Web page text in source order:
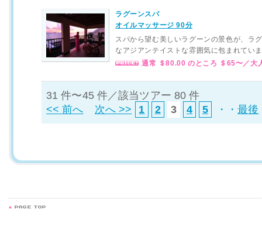
ラグーンスパ
オイルマッサージ 90分
スパから望む美しいラグーンの景色が、
なアジアンテイストな雰囲気に包まれてい
通常 ＄80.00 のところ ＄65〜／大
31 件〜45 件／該当ツアー 80 件
<< 前へ
次へ >> 1 2 3 4 5 ・・最後